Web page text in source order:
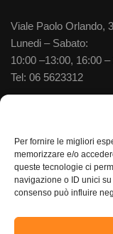
Per fornire le migliori
memorizzare e/o
queste tecnologie ci
navigazione o ID unici
consenso può influire
Viale Paolo Orlando,
Lunedi – Sabato:
10:00 –13:00, 16:00 –
Tel: 06 5623312
Via delle Baleniere,
10:00 –13:30,
Tel:06 5673702